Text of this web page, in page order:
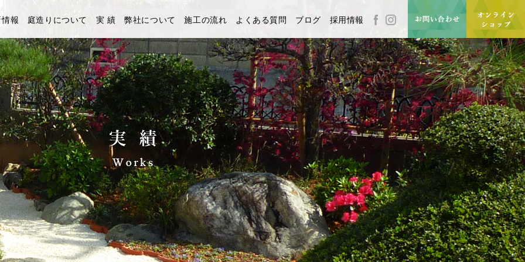
報 庭造りについて 実 績 弊社について 施工の流れ よくある質問 ブログ 採用情報